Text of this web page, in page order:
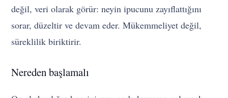
değil, veri olarak görür: neyin ipucunu zayıflattığını
sorar, düzeltir ve devam eder. Mükemmeliyet değil,
süreklilik biriktirir.
Nereden başlamalı